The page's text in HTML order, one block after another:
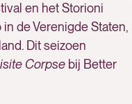
en het Storioni
de Verenigde Staten,
Dit seizoen
Corpse bij Better